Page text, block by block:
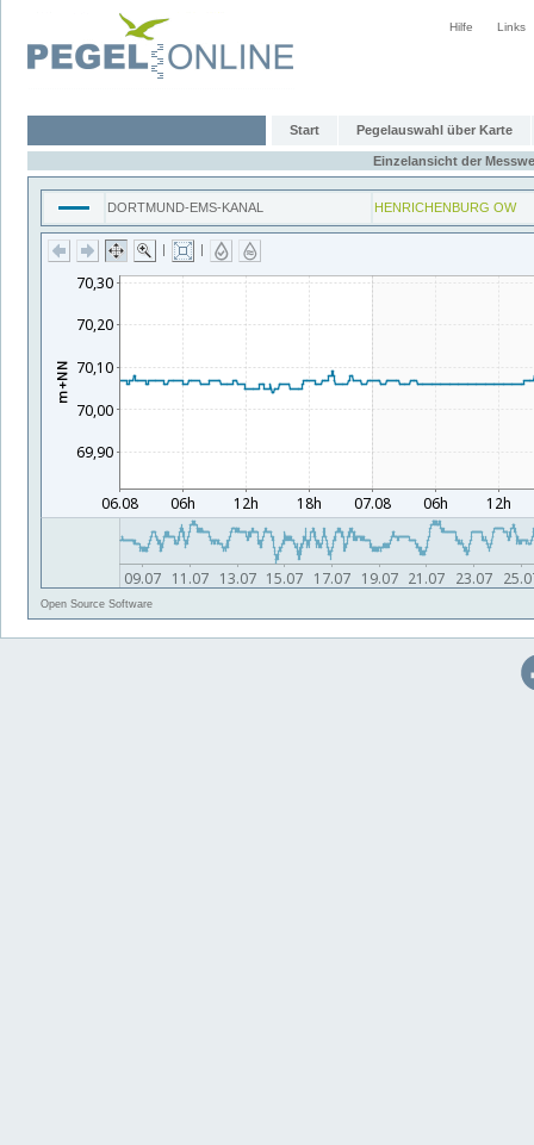
Hilfe Links
Start Pegelauswahl über Karte
Einzelansicht der
DORTMUND-EMS-KANAL HENRICHENBURG OW
| |
Open Source Software